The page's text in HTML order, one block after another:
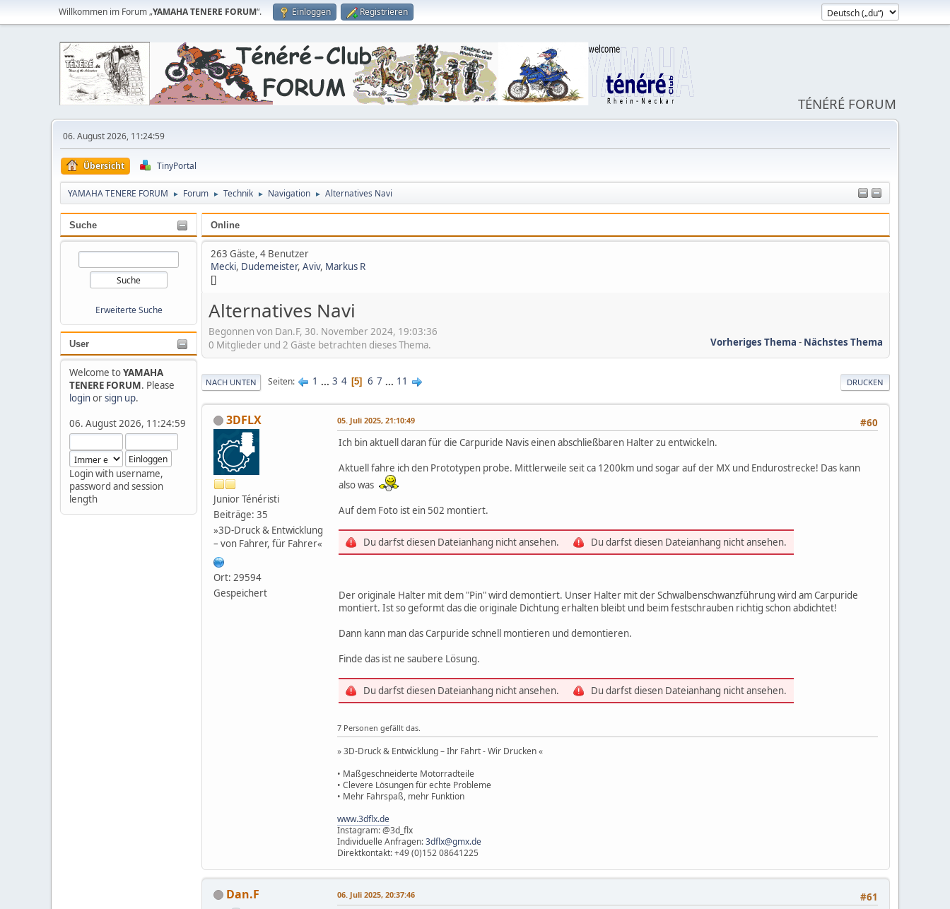
Willkommen im Forum „YAMAHA TENERE FORUM“. Einloggen Registrieren
TÉNÉRÉ FORUM
06. August 2026, 11:24:59
Übersicht TinyPortal
YAMAHA TENERE FORUM ► Forum ► Technik ► Navigation ► Alternatives Navi
Suche
Erweiterte Suche
User
Welcome toYAMAHA
TENERE FORUM. Please
loginorsign up.
06. August 2026, 11:24:59
Login with username,
password and session
length
Online
263 Gäste, 4 Benutzer
Mecki, Dudemeister, Aviv, Markus R
[]
Alternatives Navi
Begonnen von Dan.F, 30. November 2024, 19:03:36
Vorheriges Thema - Nächstes Thema
0 Mitglieder und 2 Gäste betrachten dieses Thema.
DRUCKEN
NACH UNTEN Seiten 1 ... 3 4 5 6 7 ... 11
3DFLX
Junior Ténéristi
Beiträge: 35
»3D-Druck & Entwicklung
– von Fahrer, für Fahrer«
Ort: 29594
Gespeichert
#60
05. Juli 2025, 21:10:49
Ich bin aktuell daran für die Carpuride Navis einen abschließbaren Halter zu entwickeln.
Aktuell fahre ich den Prototypen probe. Mittlerweile seit ca 1200km und sogar auf der MX und Endurostrecke! Das kann
also was
Auf dem Foto ist ein 502 montiert.
Du darfst diesen Dateianhang nicht ansehen. Du darfst diesen Dateianhang nicht ansehen.
Der originale Halter mit dem "Pin" wird demontiert. Unser Halter mit der Schwalbenschwanzführung wird am Carpuride
montiert. Ist so geformt das die originale Dichtung erhalten bleibt und beim festschrauben richtig schon abdichtet!
Dann kann man das Carpuride schnell montieren und demontieren.
Finde das ist ne saubere Lösung.
Du darfst diesen Dateianhang nicht ansehen. Du darfst diesen Dateianhang nicht ansehen.
7 Personen gefällt das.
» 3D-Druck & Entwicklung – Ihr Fahrt - Wir Drucken «
• Maßgeschneiderte Motorradteile
• Clevere Lösungen für echte Probleme
• Mehr Fahrspaß, mehr Funktion
www.3dflx.de
Instagram: @3d_flx
Individuelle Anfragen:3dflx@gmx.de
Direktkontakt: +49 (0)152 08641225
Dan.F #61
06. Juli 2025, 20:37:46